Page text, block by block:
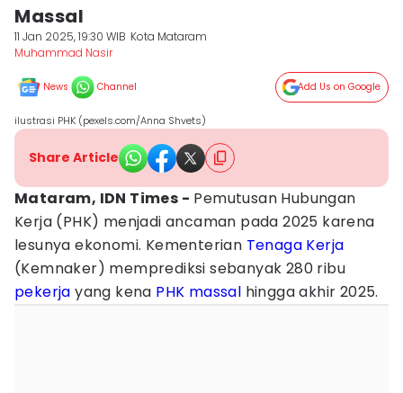
Massal
11 Jan 2025, 19:30 WIB Kota Mataram
Muhammad Nasir
News Channel Add Us on Google
ilustrasi PHK (pexels.com/Anna Shvets)
Share Article
Mataram, IDN Times - Pemutusan Hubungan
Kerja (PHK) menjadi ancaman pada 2025 karena
lesunya ekonomi. Kementerian Tenaga Kerja
(Kemnaker) memprediksi sebanyak 280 ribu
pekerja yang kena PHK massal hingga akhir 2025.